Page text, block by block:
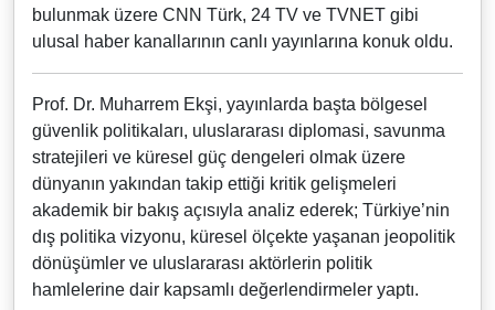
bulunmak üzere CNN Türk, 24 TV ve TVNET gibi
ulusal haber kanallarının canlı yayınlarına konuk oldu.
Prof. Dr. Muharrem Ekşi, yayınlarda başta bölgesel
güvenlik politikaları, uluslararası diplomasi, savunma
stratejileri ve küresel güç dengeleri olmak üzere
dünyanın yakından takip ettiği kritik gelişmeleri
akademik bir bakış açısıyla analiz ederek; Türkiye’nin
dış politika vizyonu, küresel ölçekte yaşanan jeopolitik
dönüşümler ve uluslararası aktörlerin politik
hamlelerine dair kapsamlı değerlendirmeler yaptı.